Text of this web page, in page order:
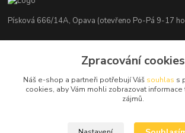
Písková 666/14A, Opava (otevřeno Po-Pá 9-17
+420 776 839 986
info@nosice.com
Zpracování cookies
Náš e-shop a partneři potřebují Váš souhlas s
cookies, aby Vám mohli zobrazovat informace
zájmů.